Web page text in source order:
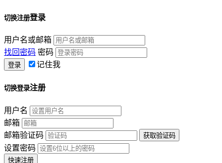
切换注册登录
用户名或邮箱
找回密码 密码
记住我
切换登录注册
用户名
邮箱
邮箱验证码
设置密码